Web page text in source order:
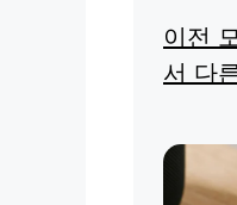
이전
서 다